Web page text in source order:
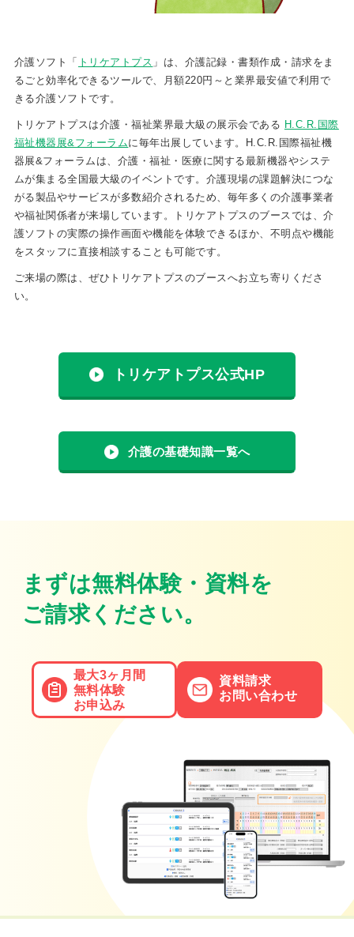
介護ソフト「 トリケアトプス 」は、介護記録・書類作成・請求をま
るごと効率化できるツールで、月額220円～と業界最安値で利用で
きる介護ソフトです。
トリケアトプスは介護・福祉業界最大級の展示会である H.C.R.国際
福祉機器展&フォーラムに毎年出展しています。H.C.R.国際福祉機
器展&フォーラムは、介護・福祉・医療に関する最新機器やシステ
ムが集まる全国最大級のイベントです。介護現場の課題解決につな
がる製品やサービスが多数紹介されるため、毎年多くの介護事業者
や福祉関係者が来場しています。トリケアトプスのブースでは、介
護ソフトの実際の操作画面や機能を体験できるほか、不明点や機能
をスタッフに直接相談することも可能です。
ご来場の際は、ぜひトリケアトプスのブースへお立ち寄りくださ
い。
トリケアトプス公式HP
介護の基礎知識一覧へ
まずは無料体験・資料を
ご請求ください。
最大3ヶ月間
無料体験
お申込み
資料請求
お問い合わせ